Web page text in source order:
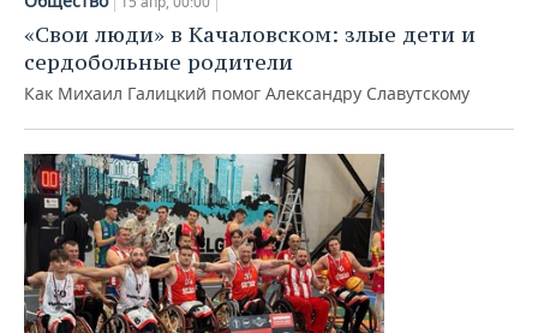
«Свои люди» в Качаловском: злые дети и
сердобольные родители
Как Михаил Галицкий помог Александру Славутскому